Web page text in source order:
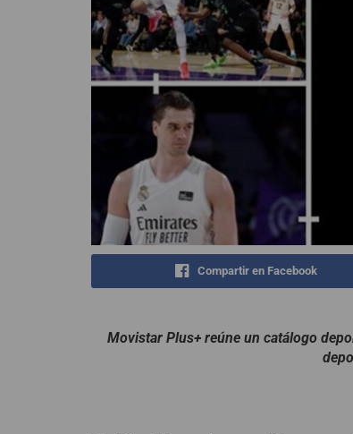
Compartir en Facebook
Movistar Plus+ reúne un catálogo